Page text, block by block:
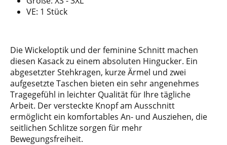
VE: 1 Stück
Die Wickeloptik und der feminine Schnitt machen
diesen Kasack zu einem absoluten Hingucker. Ein
abgesetzter Stehkragen, kurze Ärmel und zwei
aufgesetzte Taschen bieten ein sehr angenehmes
Tragegefühl in leichter Qualität für Ihre tägliche
Arbeit. Der versteckte Knopf am Ausschnitt
ermöglicht ein komfortables An- und Ausziehen, die
seitlichen Schlitze sorgen für mehr
Bewegungsfreiheit.